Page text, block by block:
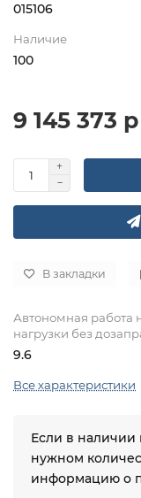
015106
Наличие
100
9 145 373 р
В закладки
Автономная работа
нагрузки без
9.6
Все характеристики
Если в наличии
нужном
информацию о